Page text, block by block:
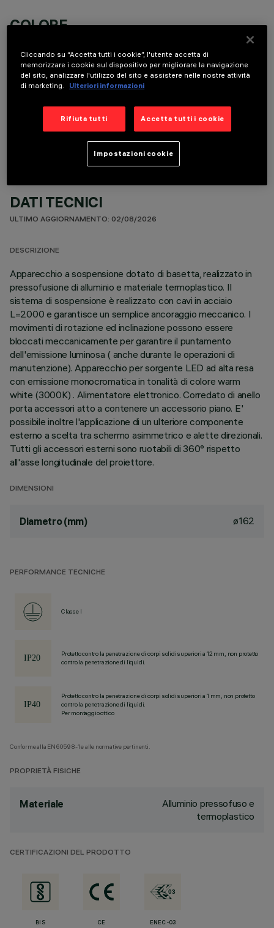
COLORE
COMPONENTI OPZIONALI
DATI TECNICI
ULTIMO AGGIORNAMENTO: 02/08/2026
DESCRIZIONE
Apparecchio a sospensione dotato di basetta, realizzato in
pressofusione di alluminio e materiale termoplastico. Il
sistema di sospensione è realizzato con cavi in acciaio
L=2000 e garantisce un semplice ancoraggio meccanico. I
movimenti di rotazione ed inclinazione possono essere
bloccati meccanicamente per garantire il puntamento
dell'emissione luminosa ( anche durante le operazioni di
manutenzione). Apparecchio per sorgente LED ad alta resa
con emissione monocromatica in tonalità di colore warm
white (3000K) . Alimentatore elettronico. Corredato di anello
porta accessori atto a contenere un accessorio piano. E'
possibile inoltre l'applicazione di un ulteriore componente
esterno a scelta tra schermo asimmetrico e alette direzionali.
Tutti gli accessori esterni sono ruotabili di 360° rispetto
all'asse longitudinale del proiettore.
DIMENSIONI
Diametro (mm) ø162
PERFORMANCE TECNICHE
Classe I
Protetto contro la penetrazione di corpi solidi superiori a 12 mm, non protetto
contro la penetrazione di liquidi.
Protetto contro la penetrazione di corpi solidi superiori a 1 mm, non protetto
contro la penetrazione di liquidi.
Per montaggio ottico
Conforme alla EN60598-1 e alle normative pertinenti.
PROPRIETÀ FISICHE
Materiale
Alluminio pressofuso e
termoplastico
CERTIFICAZIONI DEL PRODOTTO
BIS CE ENEC-03
Cliccando su “Accetta tutti i cookie”, l'utente accetta di
memorizzare i cookie sul dispositivo per migliorare la navigazione
del sito, analizzare l'utilizzo del sito e assistere nelle nostre attività
di marketing.
Ulteriori informazioni
Rifiuta tutti Accetta tutti i cookie
Impostazioni cookie